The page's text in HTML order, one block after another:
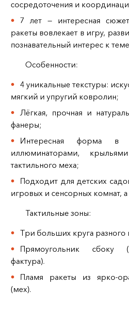
сосредоточения и
7 лет — интересная
ракеты вовлекает в игру,
познавательный интерес к
Особенности:
4 уникальные текстуры:
мягкий и упругий ковролин;
Лёгкая, прочная и
фанеры;
Интересная форма
иллюминаторами,
тактильного меха;
Подходит для детских
игровых и сенсорных комнат,
Тактильные зоны:
Три больших круга разного
Прямоугольник сбоку
фактура).
Пламя ракеты из ярко-
(мех).